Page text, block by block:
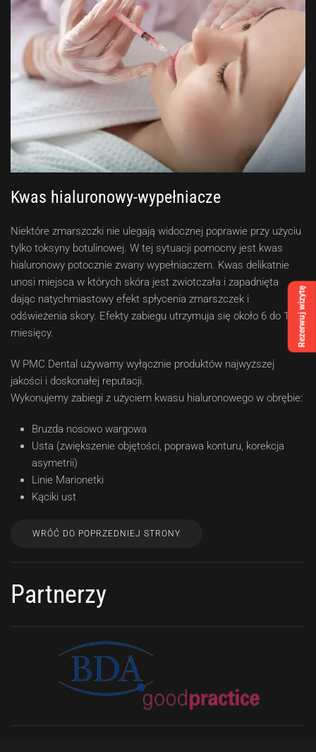
Kwas hialuronowy-wypełniacze
Niektóre zmarszczki nie ulegają widocznej poprawie przy użyciu
tylko toksyny botulinowej. W tej sytuacji pomocny jest kwas
hialuronowy potocznie zwany wypełniaczem. Kwas delikatnie
unosi miejsca w których skóra jest zwiotczała i zapadnięta
dając natychmiastowy efekt spłycenia zmarszczek i
odświeżenia skory. Efekty zabiegu utrzymuja się około 6 do 12
miesięcy.
W PMC Dental używamy wyłącznie produktów najwyższej
jakości i doskonałej reputacji.
Wykonujemy zabiegi z użyciem kwasu hialuronowego w obrębie:
Bruzda nosowo wargowa
Usta (zwiększenie objętości, poprawa konturu, korekcja
asymetrii)
Linie Marionetki
Kąciki ust
WRÓĆ DO POPRZEDNIEJ STRONY
Partnerzy
Rezerwuj wizytę